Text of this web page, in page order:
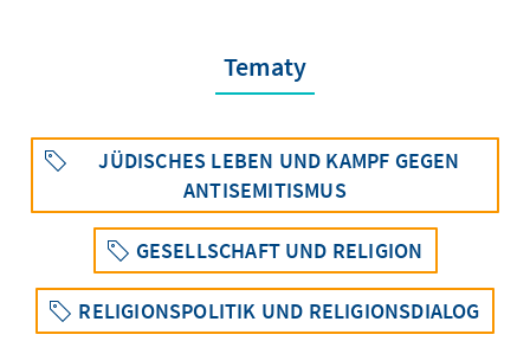
Tematy
JÜDISCHES LEBEN UND KAMPF GEGEN
ANTISEMITISMUS
GESELLSCHAFT UND RELIGION
RELIGIONSPOLITIK UND RELIGIONSDIALOG